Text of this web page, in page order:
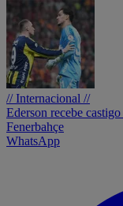
// Internacional //
Ederson recebe
Fenerbahçe
WhatsApp